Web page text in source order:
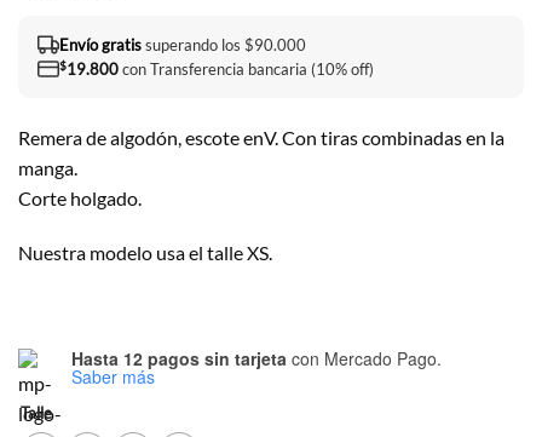
Envío gratissuperando los $90.000
$19.800con Transferencia bancaria (10% off)
Remera de algodón, escote enV. Con tiras combinadas en la
manga.
Corte holgado.
Nuestra modelo usa el talle XS.
Hasta 12 pagos sin tarjeta con Mercado Pago.
Saber más
Talle